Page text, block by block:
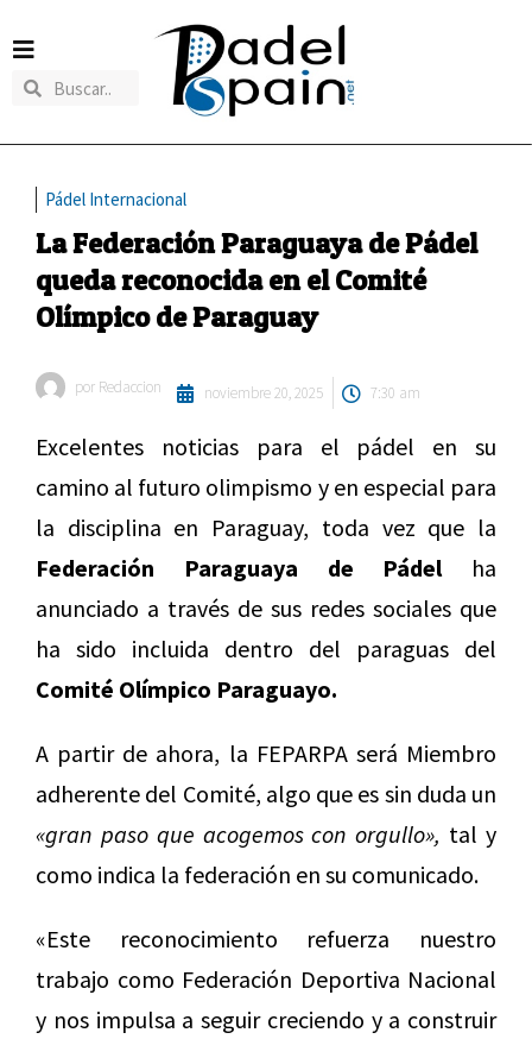
Pádel Internacional
La Federación Paraguaya de Pádel
queda reconocida en el Comité
Olímpico de Paraguay
por Redaccion noviembre 20, 2025 7:30 am
Excelentes noticias para el pádel en su
camino al futuro olimpismo y en especial para
la disciplina en Paraguay, toda vez que la
Federación Paraguaya de Pádelha
anunciado a través de sus redes sociales que
ha sido incluida dentro del paraguas del
Comité Olímpico Paraguayo.
A partir de ahora, la FEPARPA será Miembro
adherente del Comité, algo que es sin duda un
«gran paso que acogemos con orgullo», tal y
como indica la federación en su comunicado.
«Este reconocimiento refuerza nuestro
trabajo como Federación Deportiva Nacional
y nos impulsa a seguir creciendo y a construir